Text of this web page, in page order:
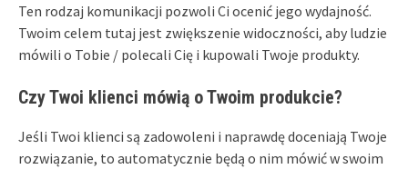
Ten rodzaj komunikacji pozwoli Ci ocenić jego wydajność.
Twoim celem tutaj jest zwiększenie widoczności, aby ludzie
mówili o Tobie / polecali Cię i kupowali Twoje produkty.
Czy Twoi klienci mówią o Twoim produkcie?
Jeśli Twoi klienci są zadowoleni i naprawdę doceniają Twoje
rozwiązanie, to automatycznie będą o nim mówić w swoim